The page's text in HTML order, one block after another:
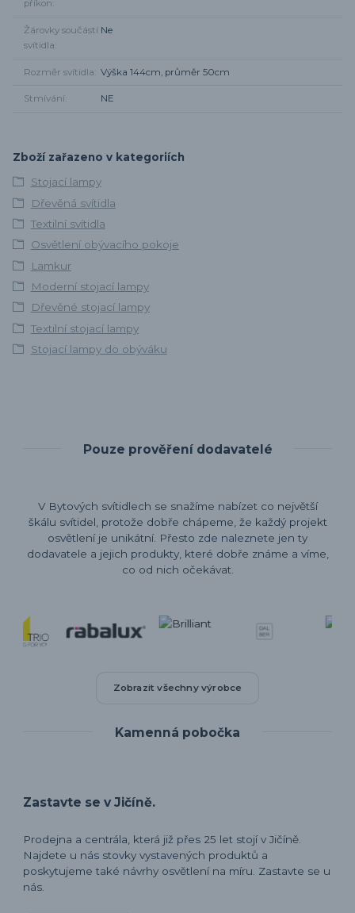
příkon
Žárovky součástí
svítidla
Ne
Rozměr svítidla Výška 144cm, průměr 50cm
Stmívání NE
Zboží zařazeno v kategoriích
Stojací lampy
Dřevěná svítidla
Textilní svítidla
Osvětlení obývacího pokoje
Lamkur
Moderní stojací lampy
Dřevěné stojací lampy
Textilní stojací lampy
Stojací lampy do obýváku
Pouze prověření dodavatelé
V Bytových svítidlech se snažíme nabízet co největší
škálu svítidel, protože dobře chápeme, že každý projekt
osvětlení je unikátní. Přesto zde naleznete jen ty
dodavatele a jejich produkty, které dobře známe a víme,
co od nich očekávat.
Zobrazit všechny výrobce
Kamenná pobočka
Zastavte se v Jičíně.
Prodejna a centrála, která již přes 25 let stojí v Jičíně.
Najdete u nás stovky vystavených produktů a
poskytujeme také návrhy osvětlení na míru. Zastavte se u
nás.